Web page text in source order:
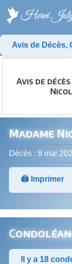
Avis de Décès,
Avis de
Madame
Décès : 8 mai
🖨️ Imprimer
Il y a 18